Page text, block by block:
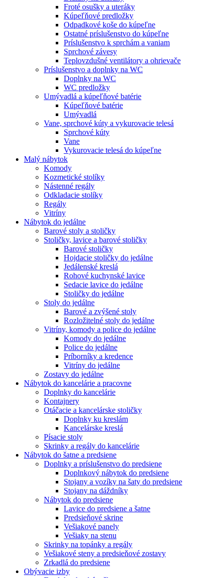
Froté osušky a uteráky
Kúpeľňové predložky
Odpadkové koše do kúpeľne
Ostatné príslušenstvo do kúpeľne
Príslušenstvo k sprchám a vaniam
Sprchové závesy
Teplovzdušné ventilátory a ohrievače
Príslušenstvo a doplnky na WC
Doplnky na WC
WC predložky
Umývadlá a kúpeľňové batérie
Kúpeľňové batérie
Umývadlá
Vane, sprchové kúty a vykurovacie telesá
Sprchové kúty
Vane
Vykurovacie telesá do kúpeľne
Malý nábytok
Komody
Kozmetické stolíky
Nástenné regály
Odkladacie stolíky
Regály
Vitríny
Nábytok do jedálne
Barové stoly a stoličky
Stoličky, lavice a barové stoličky
Barové stoličky
Hojdacie stoličky do jedálne
Jedálenské kreslá
Rohové kuchynské lavice
Sedacie lavice do jedálne
Stoličky do jedálne
Stoly do jedálne
Barové a zvýšené stoly
Rozložitelné stoly do jedálne
Vitríny, komody a police do jedálne
Komody do jedálne
Police do jedálne
Príborníky a kredence
Vitríny do jedálne
Zostavy do jedálne
Nábytok do kancelárie a pracovne
Doplnky do kancelárie
Kontajnery
Otáčacie a kancelárske stoličky
Doplnky ku kreslám
Kancelárske kreslá
Písacie stoly
Skrinky a regály do kancelárie
Nábytok do šatne a predsiene
Doplnky a príslušenstvo do predsiene
Doplnkový nábytok do predsiene
Stojany a vozíky na šaty do predsiene
Stojany na dáždníky
Nábytok do predsiene
Lavice do predsiene a šatne
Predsieňové skrine
Vešiakové panely
Vešiaky na stenu
Skrinky na topánky a regály
Vešiakové steny a predsieňové zostavy
Zrkadlá do predsiene
Obývacie izby